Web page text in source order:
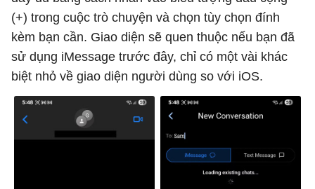
(+) trong cuộc trò chuyện và chọn tùy chọn đính
kèm bạn cần. Giao diện sẽ quen thuộc nếu bạn đã
sử dụng iMessage trước đây, chỉ có một vài khác
biệt nhỏ về giao diện người dùng so với iOS.